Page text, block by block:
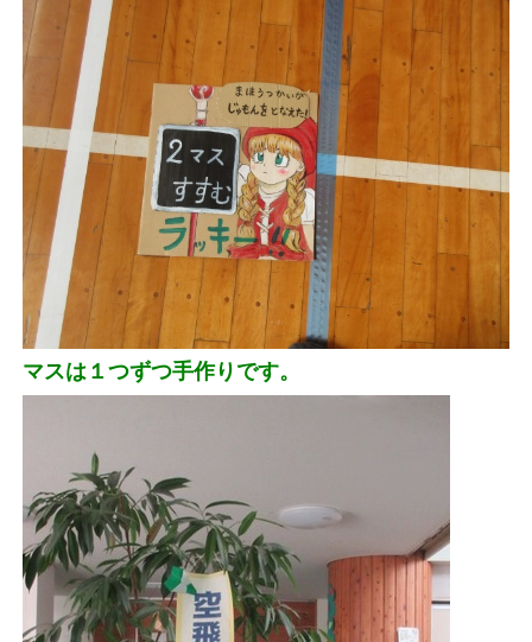
マスは１つずつ手作りです。